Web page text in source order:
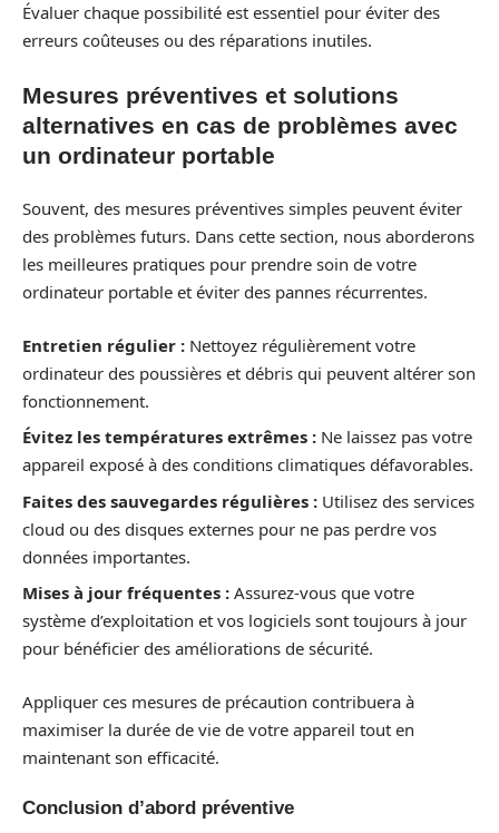
Évaluer chaque possibilité est essentiel pour éviter des
erreurs coûteuses ou des réparations inutiles.
Mesures préventives et solutions
alternatives en cas de problèmes avec
un ordinateur portable
Souvent, des mesures préventives simples peuvent éviter
des problèmes futurs. Dans cette section, nous aborderons
les meilleures pratiques pour prendre soin de votre
ordinateur portable et éviter des pannes récurrentes.
Entretien régulier : Nettoyez régulièrement votre
ordinateur des poussières et débris qui peuvent altérer son
fonctionnement.
Évitez les températures extrêmes : Ne laissez pas votre
appareil exposé à des conditions climatiques défavorables.
Faites des sauvegardes régulières : Utilisez des services
cloud ou des disques externes pour ne pas perdre vos
données importantes.
Mises à jour fréquentes : Assurez-vous que votre
système d’exploitation et vos logiciels sont toujours à jour
pour bénéficier des améliorations de sécurité.
Appliquer ces mesures de précaution contribuera à
maximiser la durée de vie de votre appareil tout en
maintenant son efficacité.
Conclusion d’abord préventive